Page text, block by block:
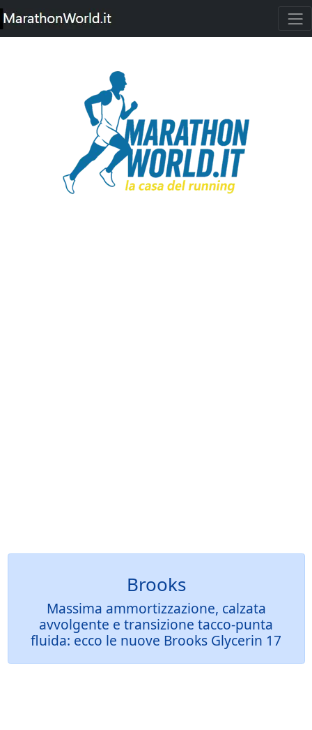
Brooks
Massima ammortizzazione, calzata
avvolgente e transizione tacco-punta
fluida: ecco le nuove Brooks Glycerin 17